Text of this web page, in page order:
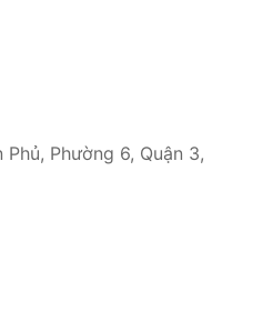
Phường 6, Quận 3,